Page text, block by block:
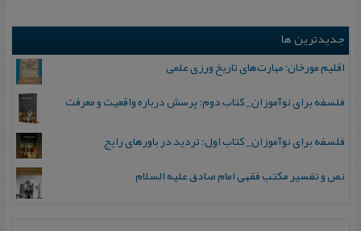
جدیدترین ها
اقلیم مورخان؛ مهارت‌های تاریخ ورزی علمی
فلسفه برای نوآموزان_ کتاب دوم: پرسش درباره واقعیت و معرفت
فلسفه برای نوآموزان_ کتاب اول: تردید در باورهای رایج
نص و تفسیر مکتب فقهی امام صادق علیه السلام